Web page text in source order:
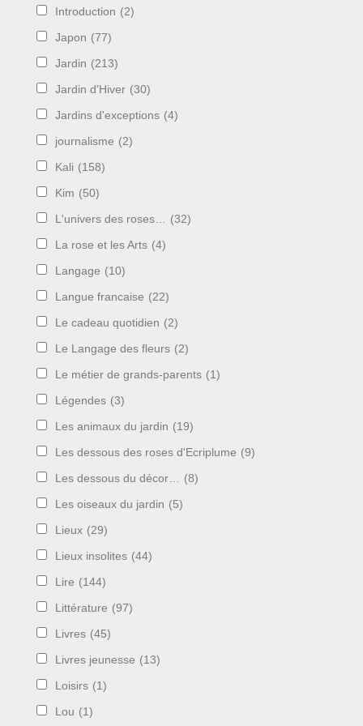
Introduction (2)
Japon (77)
Jardin (213)
Jardin d'Hiver (30)
Jardins d'exceptions (4)
journalisme (2)
Kali (158)
Kim (50)
L'univers des roses… (32)
La rose et les Arts (4)
Langage (10)
Langue francaise (22)
Le cadeau quotidien (2)
Le Langage des fleurs (2)
Le métier de grands-parents (1)
Légendes (3)
Les animaux du jardin (19)
Les dessous des roses d'Ecriplume (9)
Les dessous du décor… (8)
Les oiseaux du jardin (5)
Lieux (29)
Lieux insolites (44)
Lire (144)
Littérature (97)
Livres (45)
Livres jeunesse (13)
Loisirs (1)
Lou (1)